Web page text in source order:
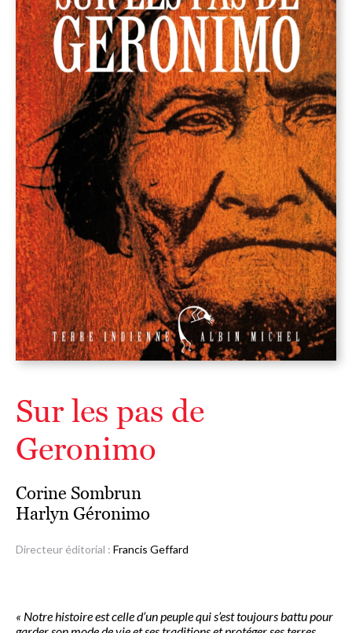
Sur les pas de
Geronimo
Corine Sombrun
Harlyn Géronimo
Directeur éditorial : Francis Geffard
« Notre histoire est celle d’un peuple qui s’est toujours battu pour